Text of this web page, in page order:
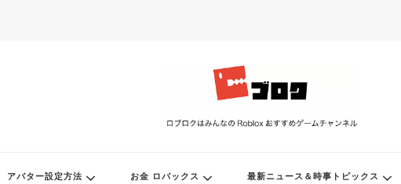
アバター設定方法 お金 ロバックス 最新ニュース＆時事トピックス